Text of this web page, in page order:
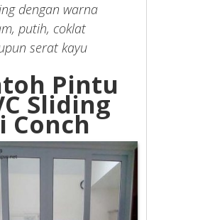
dengan warna
putih, coklat
serat kayu
Pintu
Sliding
Conch